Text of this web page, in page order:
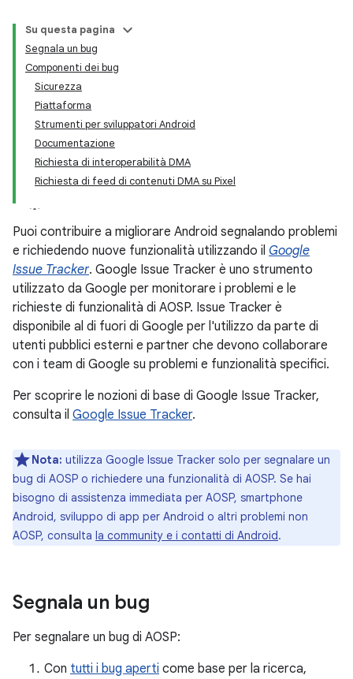
Su questa pagina
Segnala un bug
Componenti dei bug
Sicurezza
Piattaforma
Strumenti per sviluppatori Android
Documentazione
Richiesta di interoperabilità DMA
Richiesta di feed di contenuti DMA su Pixel
Puoi contribuire a migliorare Android segnalando problemi
e richiedendo nuove funzionalità utilizzando il Google
Issue Tracker. Google Issue Tracker è uno strumento
utilizzato da Google per monitorare i problemi e le
richieste di funzionalità di AOSP. Issue Tracker è
disponibile al di fuori di Google per l'utilizzo da parte di
utenti pubblici esterni e partner che devono collaborare
con i team di Google su problemi e funzionalità specifici.
Per scoprire le nozioni di base di Google Issue Tracker,
consulta il Google Issue Tracker.
Nota: utilizza Google Issue Tracker solo per segnalare un
bug di AOSP o richiedere una funzionalità di AOSP. Se hai
bisogno di assistenza immediata per AOSP, smartphone
Android, sviluppo di app per Android o altri problemi non
AOSP, consulta la community e i contatti di Android.
Segnala un bug
Per segnalare un bug di AOSP:
Con tutti i bug aperti come base per la ricerca,